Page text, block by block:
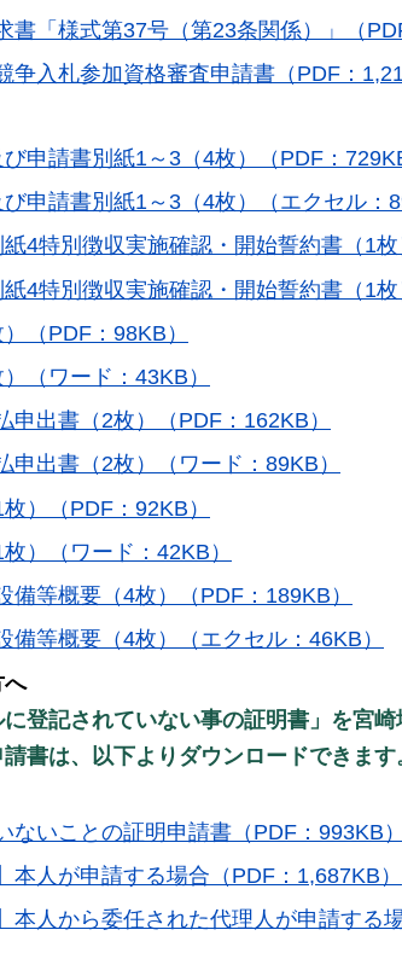
書「様式第37号（第23条関係）」（
争入札参加資格審査申請書（PDF：
申請書別紙1～3（4枚）（PDF：
申請書別紙1～3（4枚）（エクセル：
4特別徴収実施確認・開始誓約書（1枚
4特別徴収実施確認・開始誓約書（1枚
（PDF：98KB）
（ワード：43KB）
申出書（2枚）（PDF：162KB）
申出書（2枚）（ワード：89KB）
）（PDF：92KB）
）（ワード：42KB）
備等概要（4枚）（PDF：189KB）
備等概要（4枚）（エクセル：46KB）
へ
に登記されていない事の証明書」を宮
書は、以下よりダウンロードできま
ないことの証明申請書（PDF：993KB）
本人が申請する場合（PDF：1,687KB）
本人から委任された代理人が申請する